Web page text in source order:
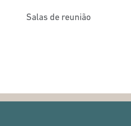
Salas de reunião